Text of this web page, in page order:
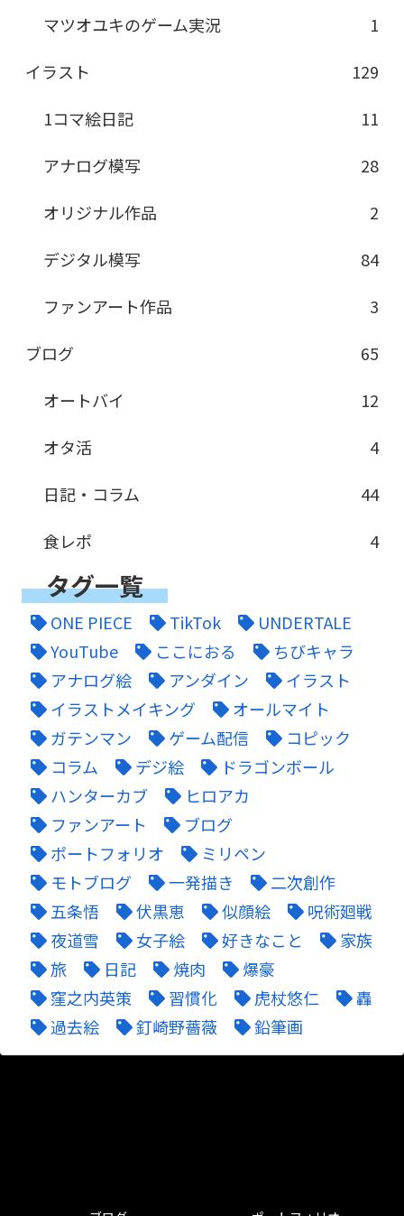
マツオユキのゲーム実況
1
イラスト
129
1コマ絵日記
11
アナログ模写
28
オリジナル作品
2
デジタル模写
84
ファンアート作品
3
ブログ
65
オートバイ
12
オタ活
4
日記・コラム
44
食レポ
4
タグ一覧
ONE PIECE TikTok
UNDERTALE
YouTube
ここにおる
ちびキャラ
アナログ絵
アンダイン
イラスト
イラストメイキング
オールマイト
ガテンマン
ゲーム配信
コピック
コラム
デジ絵
ドラゴンボール
ハンターカブ
ヒロアカ
ファンアート
ブログ
ポートフォリオ
ミリペン
モトブログ
一発描き
二次創作
五条悟
伏黒恵 似顔絵
呪術廻戦
夜道雪
女子絵 好きなこと
家族
旅
日記 焼肉
爆豪
窪之内英策
習慣化 虎杖悠仁
轟
過去絵
釘崎野薔薇 鉛筆画